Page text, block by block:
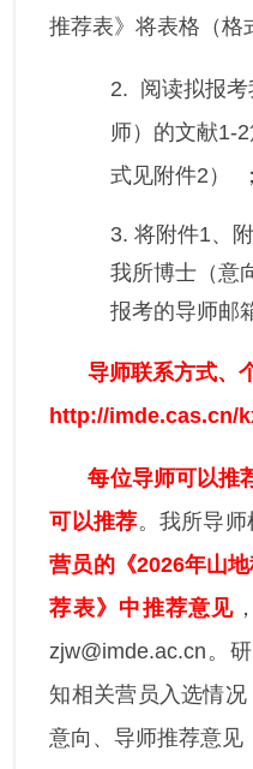
推荐表》将表格（格
2. 阅读拟报
师）的文献1-
式见附件2）
；
3. 将附件1、
我所博士（意
报考的导师邮
导师联系方式、
http://imde.cas.cn/
每位导师可以推
可以推荐。我所导
营员的《2026年山
荐表》中推荐意见
zjw@imde.ac.cn。
知相关营员入选情
意向、导师推荐意见